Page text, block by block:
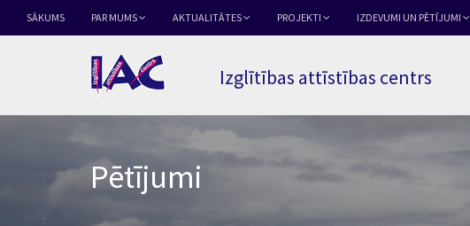
SĀKUMS PAR MUMS AKTUALITĀTES PROJEKTI IZDEVUMI UN PĒTĪJUMI
Izglītības attīstības centrs
Pētījumi